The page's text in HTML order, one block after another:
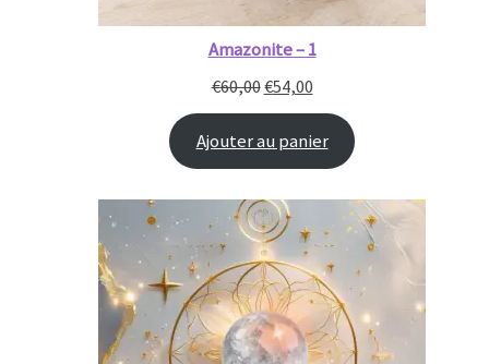
Amazonite – 1
€60,00€54,00
Ajouter au panier